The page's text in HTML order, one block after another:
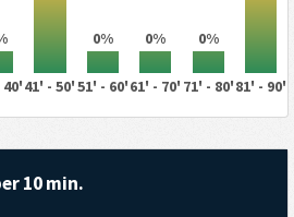
0% 0% 0%
41' - 50'51' - 60'61' - 70' 71' - 80'81' - 90'
10 min.